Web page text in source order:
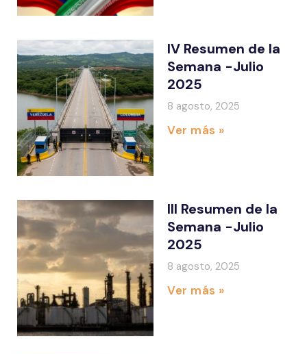
IV Resumen de la
Semana -Julio
2025
8 agosto, 2025
Ver más »
III Resumen de la
Semana -Julio
2025
8 agosto, 2025
Ver más »